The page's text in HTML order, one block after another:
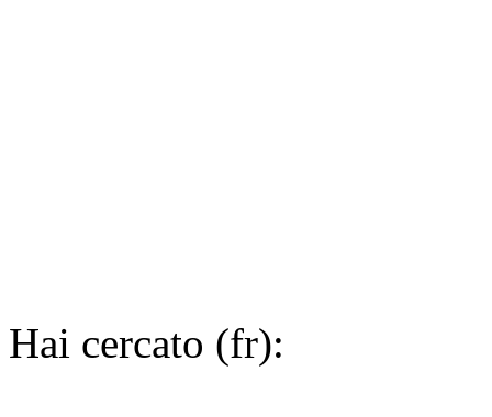
Hai cercato (fr):